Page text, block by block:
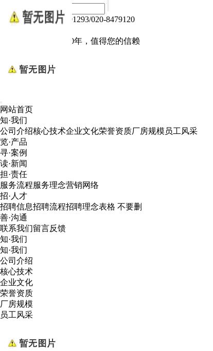
热线电话：020-84791293/020-8479120
电子产品我们做了10年，值得您的信赖
网站首页
知·我们
公司介绍核心技术企业文化荣誉资质厂房规模 员工风采
览·产品
寻·案例
读·新闻
担·责任
服务流程服务理念营销网络
招·人才
招聘信息招聘流程招聘理念表格 不要删
善·沟通
联系我们留言反馈
知·我们
知·我们
公司介绍
核心技术
企业文化
荣誉资质
厂房规模
员工风采